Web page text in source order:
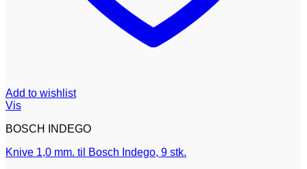
Add to wishlist
Vis
BOSCH INDEGO
Knive 1,0 mm. til Bosch Indego, 9 stk.